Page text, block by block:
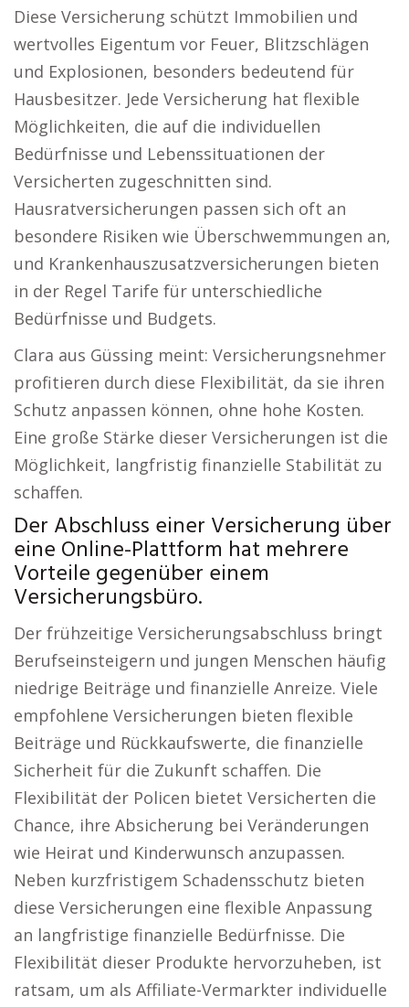
Diese Versicherung schützt Immobilien und
wertvolles Eigentum vor Feuer, Blitzschlägen
und Explosionen, besonders bedeutend für
Hausbesitzer. Jede Versicherung hat flexible
Möglichkeiten, die auf die individuellen
Bedürfnisse und Lebenssituationen der
Versicherten zugeschnitten sind.
Hausratversicherungen passen sich oft an
besondere Risiken wie Überschwemmungen an,
und Krankenhauszusatzversicherungen bieten
in der Regel Tarife für unterschiedliche
Bedürfnisse und Budgets.
Clara aus Güssing meint: Versicherungsnehmer
profitieren durch diese Flexibilität, da sie ihren
Schutz anpassen können, ohne hohe Kosten.
Eine große Stärke dieser Versicherungen ist die
Möglichkeit, langfristig finanzielle Stabilität zu
schaffen.
Der Abschluss einer Versicherung über
eine Online-Plattform hat mehrere
Vorteile gegenüber einem
Versicherungsbüro.
Der frühzeitige Versicherungsabschluss bringt
Berufseinsteigern und jungen Menschen häufig
niedrige Beiträge und finanzielle Anreize. Viele
empfohlene Versicherungen bieten flexible
Beiträge und Rückkaufswerte, die finanzielle
Sicherheit für die Zukunft schaffen. Die
Flexibilität der Policen bietet Versicherten die
Chance, ihre Absicherung bei Veränderungen
wie Heirat und Kinderwunsch anzupassen.
Neben kurzfristigem Schadensschutz bieten
diese Versicherungen eine flexible Anpassung
an langfristige finanzielle Bedürfnisse. Die
Flexibilität dieser Produkte hervorzuheben, ist
ratsam, um als Affiliate-Vermarkter individuelle